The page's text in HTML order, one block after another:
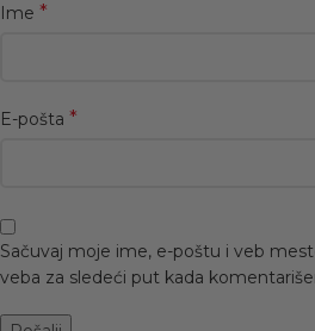
Ime *
E-pošta *
Sačuvaj moje ime, e-poštu i veb
veba za sledeći put kada